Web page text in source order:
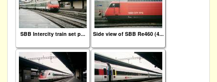
SBB Intercity train set p... Side view of SBB Re460 (4...